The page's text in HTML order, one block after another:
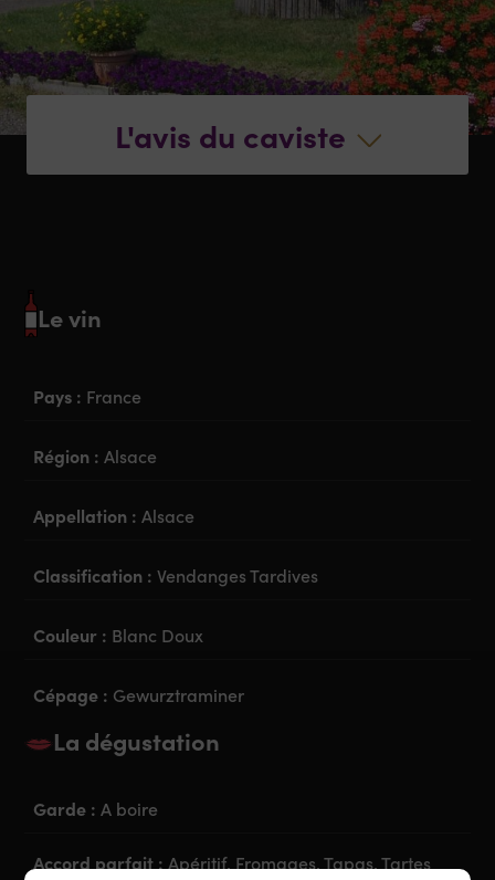
L'avis du caviste
Le vin
Pays : France
Région :Alsace
Appellation :Alsace
Classification :Vendanges Tardives
Couleur : Blanc Doux
Cépage : Gewurztraminer
La dégustation
Garde :A boire
Accord parfait :Apéritif, Fromages, Tapas, Tartes